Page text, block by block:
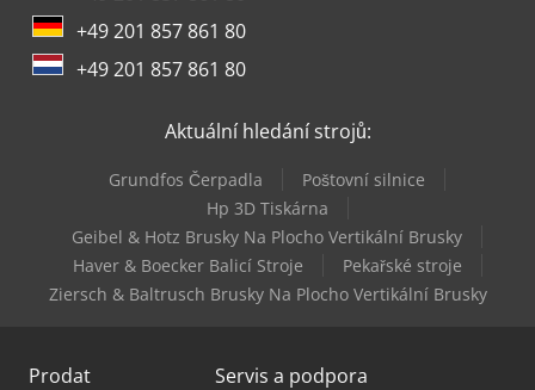
Kubota U10-3
Kubota U55-4
Kubota U56-5
+49 201 857 861 80
+49 201 857 861 80
Aktuální hledání strojů:
Grundfos Čerpadla
Poštovní silnice
Hp 3D Tiskárna
Geibel & Hotz Brusky Na Plocho Vertikální Brusky
Haver & Boecker Balicí Stroje
Pekařské stroje
Ziersch & Baltrusch Brusky Na Plocho Vertikální Brusky
Prodat Servis a podpora